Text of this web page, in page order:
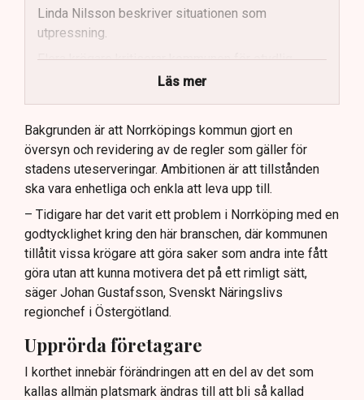
Linda Nilsson beskriver situationen som
utpressning.
Flera krögare kritiserar kommunen för otydlig
Kommunen vill skapa enhetliga regler för
uteserveringar.
Lindas Kula ställer in uteserveringen för
sommaren.
Läs mer
Bakgrunden är att Norrköpings kommun gjort en
översyn och revidering av de regler som gäller för
stadens uteserveringar. Ambitionen är att tillstånden
ska vara enhetliga och enkla att leva upp till.
– Tidigare har det varit ett problem i Norrköping med en
godtycklighet kring den här branschen, där kommunen
tillåtit vissa krögare att göra saker som andra inte fått
göra utan att kunna motivera det på ett rimligt sätt,
säger Johan Gustafsson, Svenskt Näringslivs
regionchef i Östergötland.
Upprörda företagare
I korthet innebär förändringen att en del av det som
kallas allmän platsmark ändras till att bli så kallad